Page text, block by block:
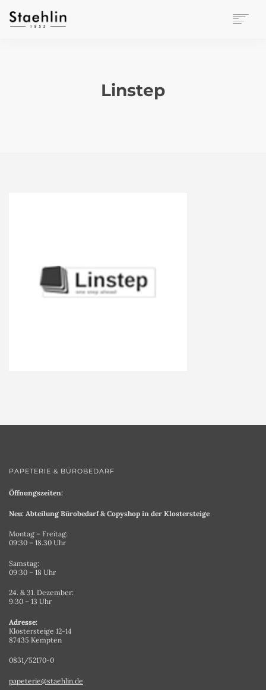
Linstep
PAPETERIE & BÜROBEDARF
Öffnungszeiten:
Neu: Abteilung Bürobedarf & Copyshop in der Klostersteige
Montag – Freitag:
09:30 – 18.30 Uhr
Samstag:
09:30 – 18 Uhr
24. & 31. Dezember:
9:30 – 13 Uhr
Adresse:
Klostersteige 12-14
87435 Kempten
0831/52170-0
papeterie@staehlin.de